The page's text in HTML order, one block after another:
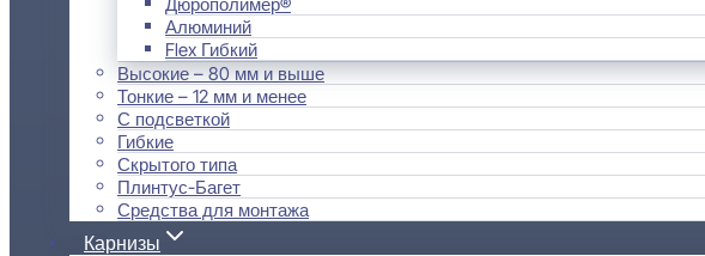
Алюминий
Flex Гибкий
Высокие – 80 мм и выше
Тонкие – 12 мм и менее
С подсветкой
Гибкие
Скрытого типа
Плинтус-Багет
Средства для монтажа
Карнизы